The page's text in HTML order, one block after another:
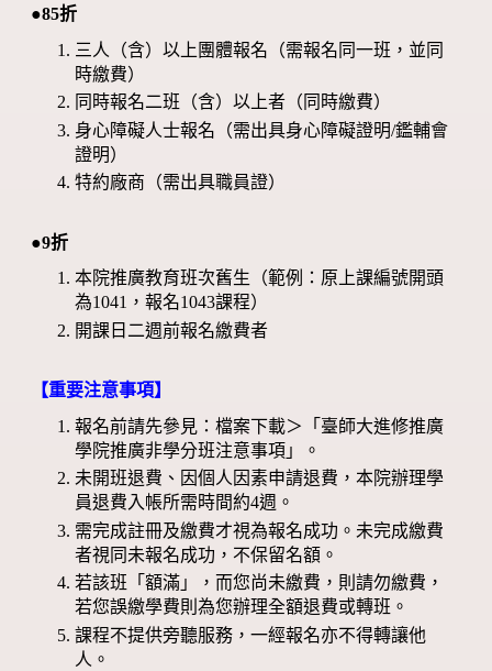
●85折
三人（含）以上團體報名（需報名同一班，並同
時繳費）
同時報名二班（含）以上者（同時繳費）
身心障礙人士報名（需出具身心障礙證明/鑑輔會
證明）
特約廠商（需出具職員證）
●9折
本院推廣教育班次舊生（範例：原上課編號開頭
為1041，報名1043課程）
開課日二週前報名繳費者
【重要注意事項】
報名前請先參見：檔案下載＞「臺師大進修推廣
學院推廣非學分班注意事項」。
未開班退費、因個人因素申請退費，本院辦理學
員退費入帳所需時間約4週。
需完成註冊及繳費才視為報名成功。未完成繳費
者視同未報名成功，不保留名額。
若該班「額滿」，而您尚未繳費，則請勿繳費，
若您誤繳學費則為您辦理全額退費或轉班。
課程不提供旁聽服務，一經報名亦不得轉讓他
人。